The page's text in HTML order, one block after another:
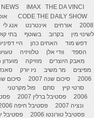
NEWS IMAX
THE DA VINCI
CODE THE DAILY SHOW
2008
אורחים אינטרנט אנג לי
לשינוי מין
בקרוב בשוטף בתי
דפש מוד
האחים כהן היי
הספד
וודי אלן טלוויזיה
מאבק היוצרים
מוזיקה מועדון
מפיצים
מר משיב ניו יורק
2006
סיכום שנה 2007 סיכום שנה
סרטי קיץ
סתם פול מקרטני
2006
פסטיבל ברלין 2007
ונציה 2007
פסטיבל חיפה 2006
פסטיבל טורונטו 2006
פסטיבל